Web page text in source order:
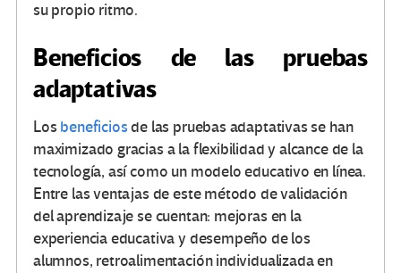
su propio ritmo.
Beneficios de las pruebas
adaptativas
Los beneficiosde las pruebas adaptativas se han
maximizado gracias a la flexibilidad y alcance de la
tecnología, así como un modelo educativo en línea.
Entre las ventajas de este método de validación
del aprendizaje se cuentan: mejoras en la
experiencia educativa y desempeño de los
alumnos, retroalimentación individualizada en